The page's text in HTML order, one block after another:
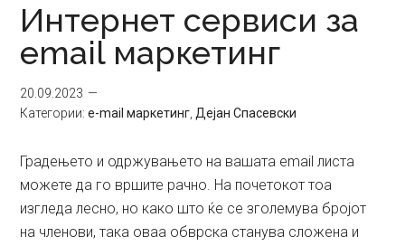
Интернет сервиси за
email маркетинг
20.09.2023
Категории:e-mail маркетинг Дејан Спасевски
Градењето и одржувањето на вашата email листа
можете да го вршите рачно. На почетокот тоа
изгледа лесно, но како што ќе се зголемува бројот
на членови, така оваа обврска станува сложена и